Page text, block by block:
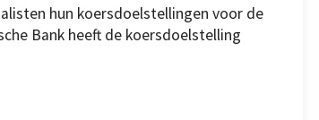
hun koersdoelstellingen voor de
Bank heeft de koersdoelstelling